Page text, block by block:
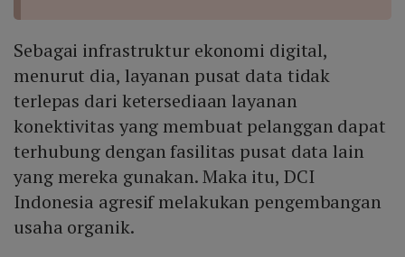
Sebagai infrastruktur ekonomi digital,
menurut dia, layanan pusat data tidak
terlepas dari ketersediaan layanan
konektivitas yang membuat pelanggan dapat
terhubung dengan fasilitas pusat data lain
yang mereka gunakan. Maka itu, DCI
Indonesia agresif melakukan pengembangan
usaha organik.